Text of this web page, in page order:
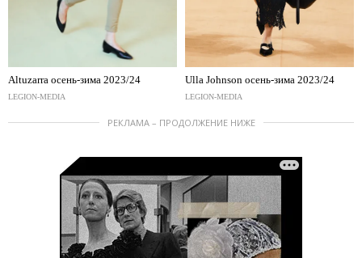
Altuzarra осень-зима 2023/24
LEGION-MEDIA
Ulla Johnson осень-зима 2023/24
LEGION-MEDIA
РЕКЛАМА – ПРОДОЛЖЕНИЕ НИЖЕ